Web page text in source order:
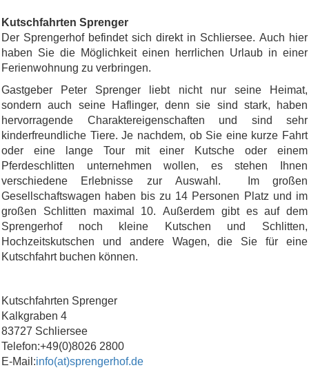
Kutschfahrten Sprenger
Der Sprengerhof befindet sich direkt in Schliersee. Auch hier
haben Sie die Möglichkeit einen herrlichen Urlaub in einer
Ferienwohnung zu verbringen.
Gastgeber Peter Sprenger liebt nicht nur seine Heimat,
sondern auch seine Haflinger, denn sie sind stark, haben
hervorragende Charaktereigenschaften und sind sehr
kinderfreundliche Tiere. Je nachdem, ob Sie eine kurze Fahrt
oder eine lange Tour mit einer Kutsche oder einem
Pferdeschlitten unternehmen wollen, es stehen Ihnen
verschiedene Erlebnisse zur Auswahl. Im großen
Gesellschaftswagen haben bis zu 14 Personen Platz und im
großen Schlitten maximal 10. Außerdem gibt es auf dem
Sprengerhof noch kleine Kutschen und Schlitten,
Hochzeitskutschen und andere Wagen, die Sie für eine
Kutschfahrt buchen können.
Kutschfahrten Sprenger
Kalkgraben 4
83727 Schliersee
Telefon:+49(0)8026 2800
E-Mail:info(at)sprengerhof.de